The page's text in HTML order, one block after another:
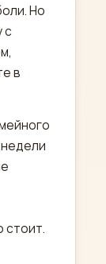
Но
с
в
стоит.